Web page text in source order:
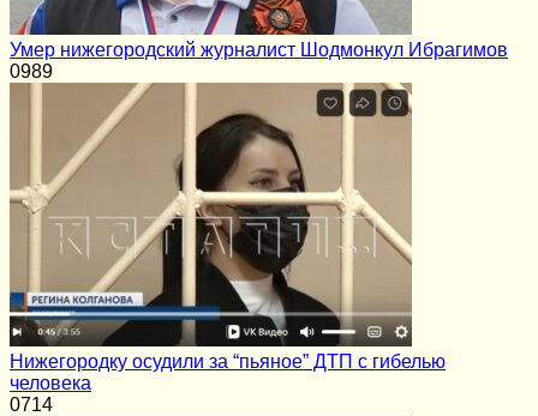
Умер нижегородский журналист Шодмонкул Ибрагимов
0989
Нижегородку осудили за “пьяное” ДТП с гибелью
человека
0714